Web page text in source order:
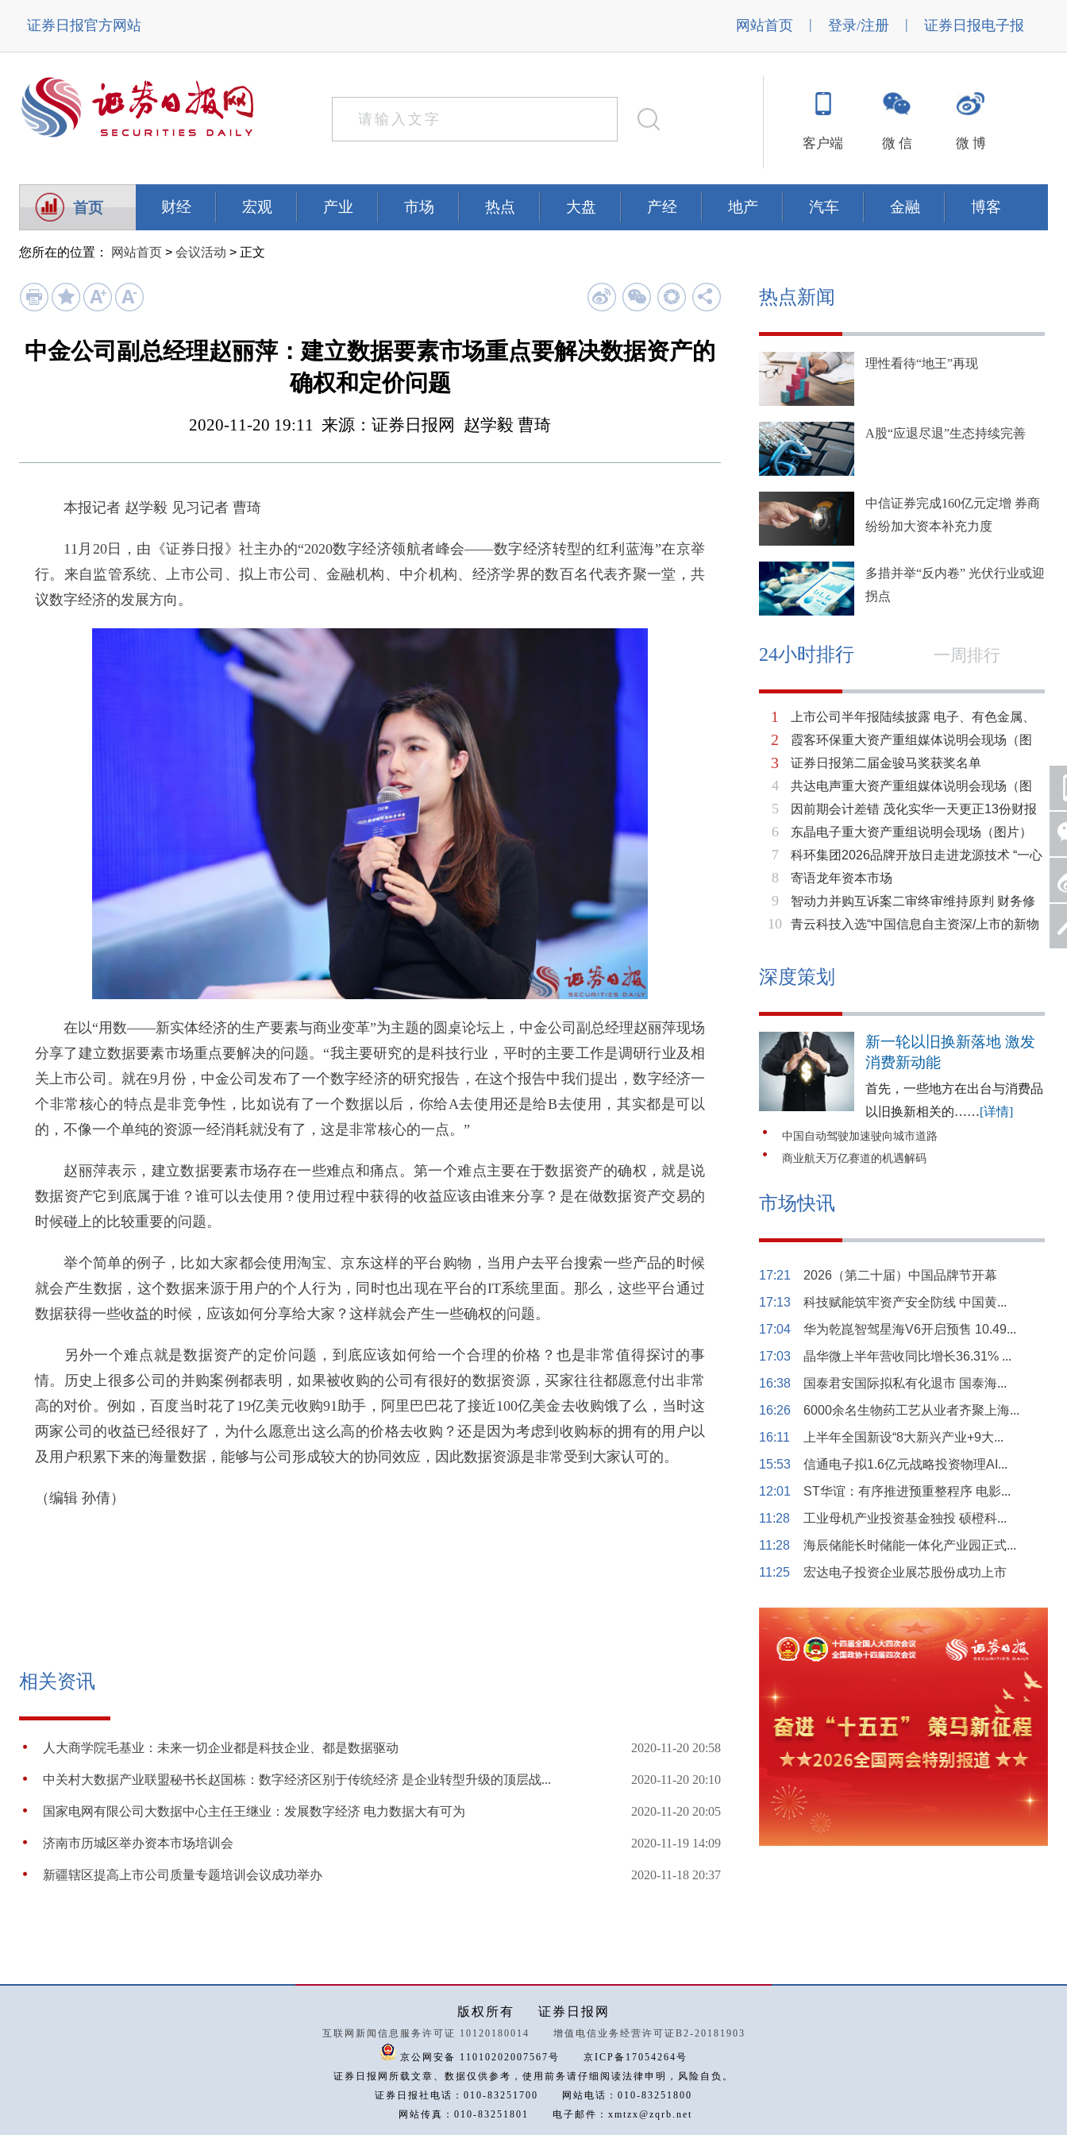
证券日报官方网站 网站首页 | 登录/注册 | 证券日报电子报
客户端 微 信 微 博
首页 财经 宏观 产业 市场 热点 大盘 产经 地产 汽车 金融 博客
您所在的位置： 网站首页 > 会议活动 > 正文
中金公司副总经理赵丽萍：建立数据要素市场重点要解决数据资产的
确权和定价问题
2020-11-20 19:11 来源：证券日报网 赵学毅 曹琦
本报记者 赵学毅 见习记者 曹琦
11月20日，由《证券日报》社主办的“2020数字经济领航者峰会——数字经济转型的红利蓝海”在京举
行。来自监管系统、上市公司、拟上市公司、金融机构、中介机构、经济学界的数百名代表齐聚一堂，共
议数字经济的发展方向。
在以“用数——新实体经济的生产要素与商业变革”为主题的圆桌论坛上，中金公司副总经理赵丽萍现场
分享了建立数据要素市场重点要解决的问题。“我主要研究的是科技行业，平时的主要工作是调研行业及相
关上市公司。就在9月份，中金公司发布了一个数字经济的研究报告，在这个报告中我们提出，数字经济一
个非常核心的特点是非竞争性，比如说有了一个数据以后，你给A去使用还是给B去使用，其实都是可以
的，不像一个单纯的资源一经消耗就没有了，这是非常核心的一点。”
赵丽萍表示，建立数据要素市场存在一些难点和痛点。第一个难点主要在于数据资产的确权，就是说
数据资产它到底属于谁？谁可以去使用？使用过程中获得的收益应该由谁来分享？是在做数据资产交易的
时候碰上的比较重要的问题。
举个简单的例子，比如大家都会使用淘宝、京东这样的平台购物，当用户去平台搜索一些产品的时候
就会产生数据，这个数据来源于用户的个人行为，同时也出现在平台的IT系统里面。那么，这些平台通过
数据获得一些收益的时候，应该如何分享给大家？这样就会产生一些确权的问题。
另外一个难点就是数据资产的定价问题，到底应该如何给一个合理的价格？也是非常值得探讨的事
情。历史上很多公司的并购案例都表明，如果被收购的公司有很好的数据资源，买家往往都愿意付出非常
高的对价。例如，百度当时花了19亿美元收购91助手，阿里巴巴花了接近100亿美金去收购饿了么，当时这
两家公司的收益已经很好了，为什么愿意出这么高的价格去收购？还是因为考虑到收购标的拥有的用户以
及用户积累下来的海量数据，能够与公司形成较大的协同效应，因此数据资源是非常受到大家认可的。
（编辑 孙倩）
相关资讯
人大商学院毛基业：未来一切企业都是科技企业、都是数据驱动 2020-11-20 20:58
中关村大数据产业联盟秘书长赵国栋：数字经济区别于传统经济 是企业转型升级的顶层战... 2020-11-20 20:10
国家电网有限公司大数据中心主任王继业：发展数字经济 电力数据大有可为 2020-11-20 20:05
济南市历城区举办资本市场培训会 2020-11-19 14:09
新疆辖区提高上市公司质量专题培训会议成功举办 2020-11-18 20:37
热点新闻
理性看待“地王”再现
A股“应退尽退”生态持续完善
中信证券完成160亿元定增 券商
纷纷加大资本补充力度
多措并举“反内卷” 光伏行业或迎
拐点
24小时排行 一周排行
1
2
3
4
5
6
7
8
9
10
上市公司半年报陆续披露 电子、有色金属、
基础化工三大板块率先走强
霞客环保重大资产重组媒体说明会现场（图
片）
证券日报第二届金骏马奖获奖名单
共达电声重大资产重组媒体说明会现场（图
片）
因前期会计差错 茂化实华一天更正13份财报
东晶电子重大资产重组说明会现场（图片）
科环集团2026品牌开放日走进龙源技术 “一心
两脉”赋能火电绿色低碳转型
寄语龙年资本市场
智动力并购互诉案二审终审维持原判 财务修
复与估值空间同步打开
青云科技入选“中国信息自主资深/上市的新物
深度策划
新一轮以旧换新落地 激发
消费新动能
首先，一些地方在出台与消费品
以旧换新相关的……[详情]
中国自动驾驶加速驶向城市道路
商业航天万亿赛道的机遇解码
市场快讯
17:21
2026（第二十届）中国品牌节开幕
17:13
科技赋能筑牢资产安全防线 中国黄...
17:04
华为乾崑智驾星海V6开启预售 10.49...
17:03
晶华微上半年营收同比增长36.31% ...
16:38
国泰君安国际拟私有化退市 国泰海...
16:26
6000余名生物药工艺从业者齐聚上海...
16:11
上半年全国新设“8大新兴产业+9大...
15:53
信通电子拟1.6亿元战略投资物理AI...
12:01
ST华谊：有序推进预重整程序 电影...
11:28
工业母机产业投资基金独投 硕橙科...
11:28
海辰储能长时储能一体化产业园正式...
11:25
宏达电子投资企业展芯股份成功上市
版权所有 证券日报网
互联网新闻信息服务许可证 10120180014 增值电信业务经营许可证B2-20181903
京公网安备 11010202007567号
京ICP备17054264号
证券日报网所载文章、数据仅供参考，使用前务请仔细阅读法律申明，风险自负。
证券日报社电话：010-83251700
网站电话：010-83251800
网站传真：010-83251801
电子邮件：xmtzx@zqrb.net